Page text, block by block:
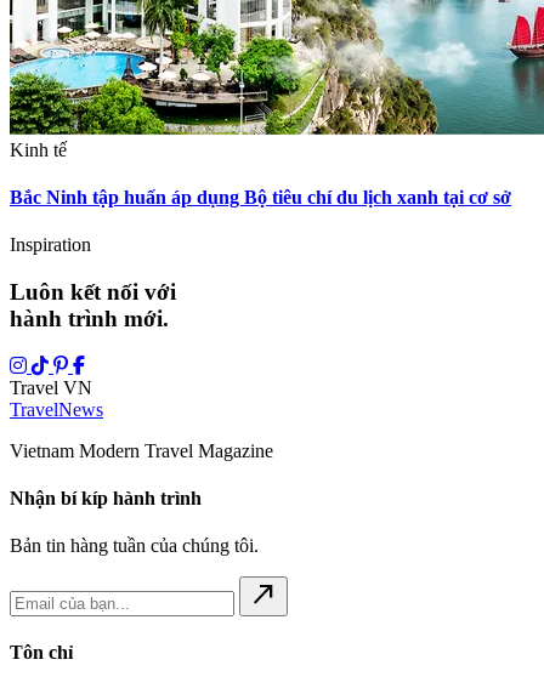
Kinh tế
Bắc Ninh tập huấn áp dụng Bộ tiêu chí du lịch xanh tại cơ sở
Inspiration
Luôn kết nối với
hành trình mới.
Travel VN
TravelNews
Vietnam Modern Travel Magazine
Nhận bí kíp hành trình
Bản tin hàng tuần của chúng tôi.
north_east
Tôn chỉ